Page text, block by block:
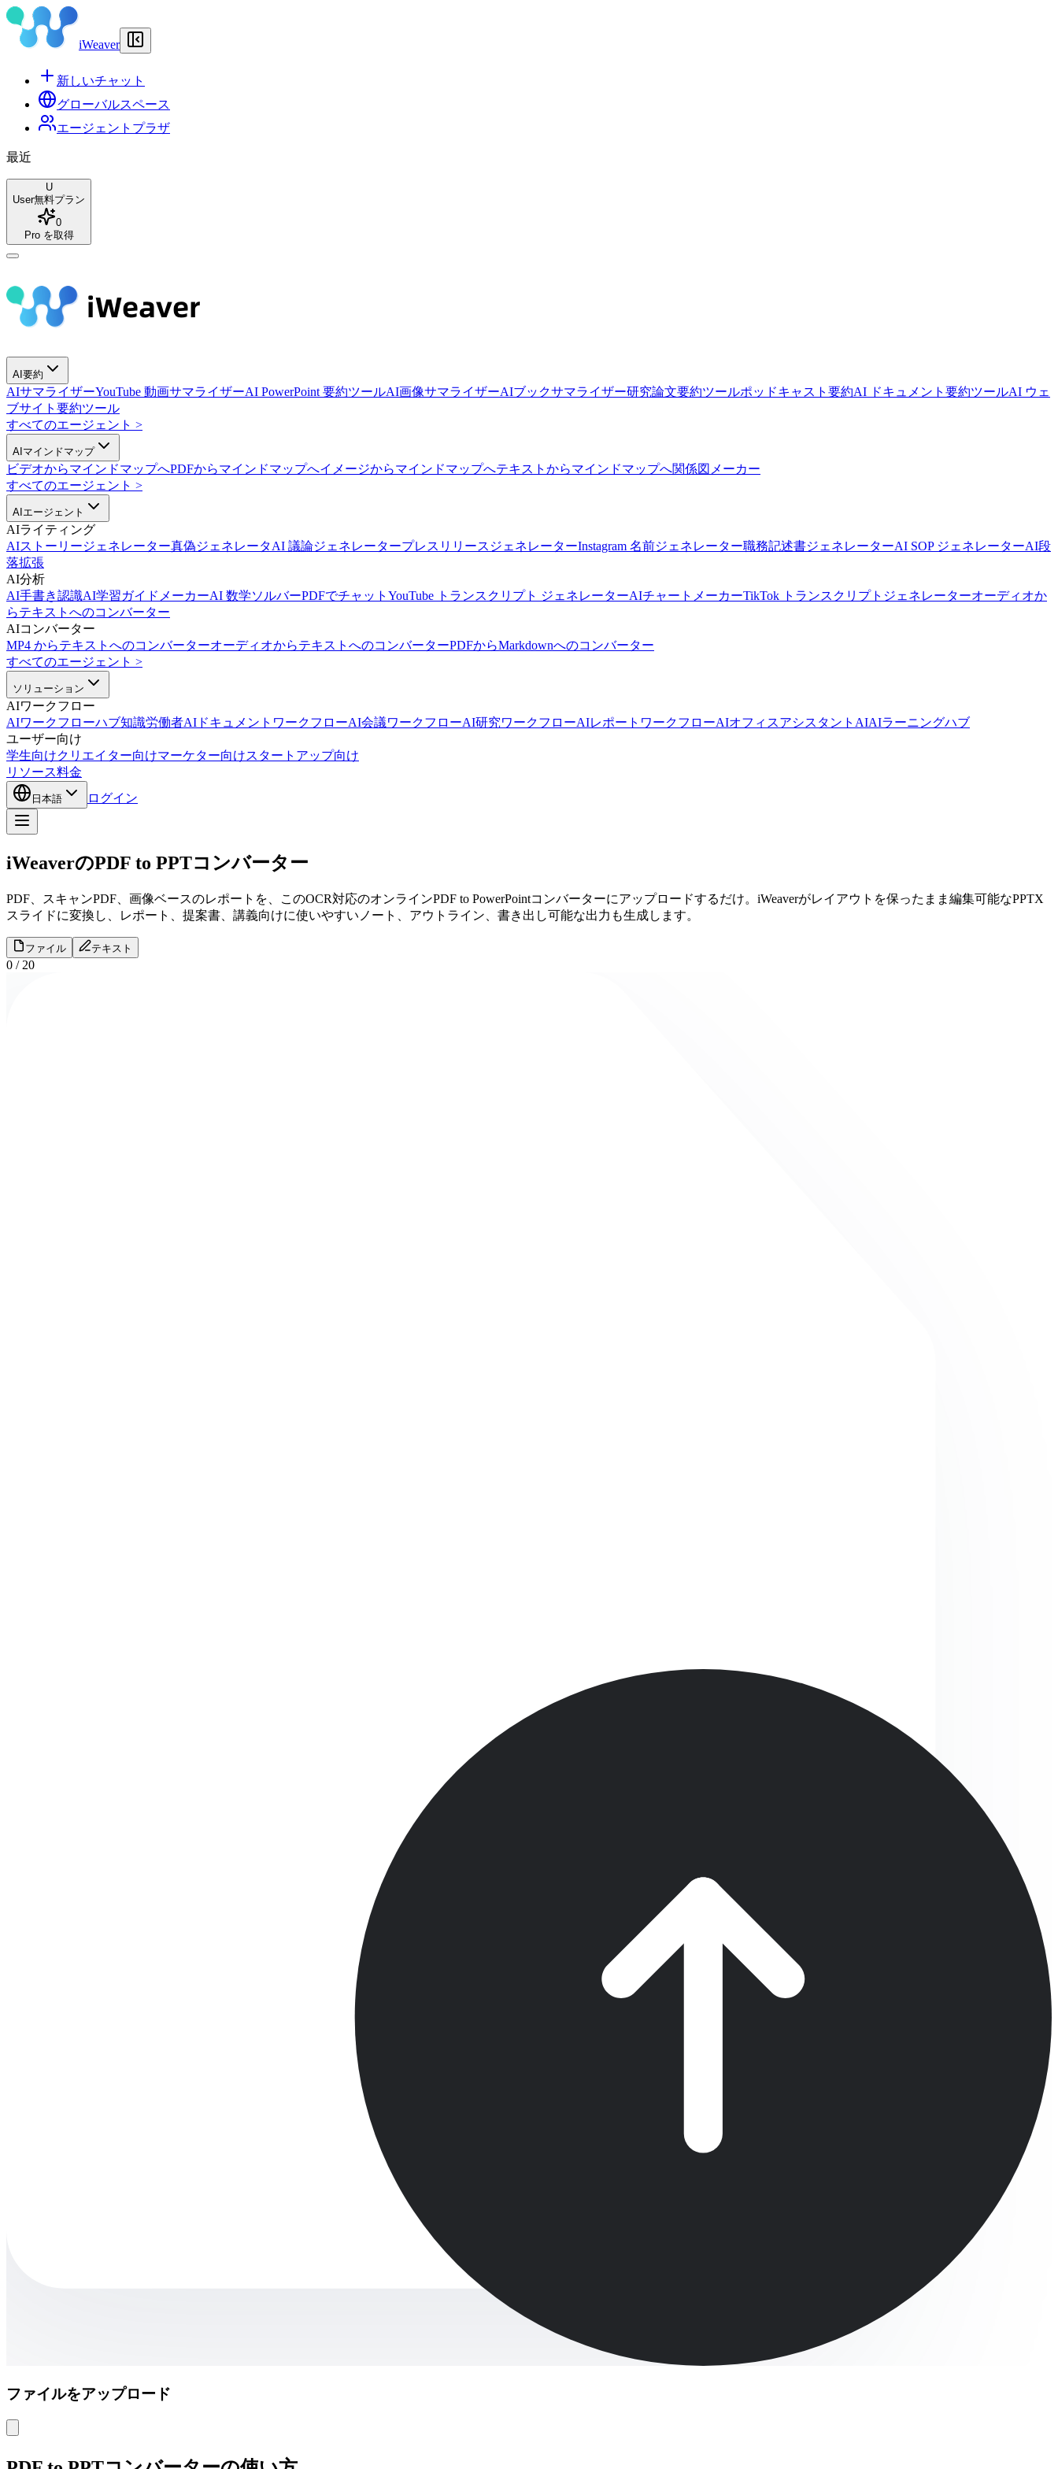
iWeaver
新しいチャット
グローバルスペース
エージェントプラザ
最近
U
User無料プラン
0
Pro を取得
AI要約
AIサマライザーYouTube 動画サマライザーAI PowerPoint 要約ツールAI画像サマライザーAIブックサマライザー研究論文要約ツールポッドキャスト要約AI ドキュメント要約ツールAI ウェ
ブサイト要約ツール
すべてのエージェント >
AIマインドマップ
ビデオからマインドマップへPDFからマインドマップへイメージからマインドマップへテキストからマインドマップへ関係図メーカー
すべてのエージェント >
AIエージェント
AIライティング
AIストーリージェネレーター真偽ジェネレータAI 議論ジェネレータープレスリリースジェネレーターInstagram 名前ジェネレーター職務記述書ジェネレーターAI SOP ジェネレーターAI段
落拡張
AI分析
AI手書き認識AI学習ガイドメーカーAI 数学ソルバーPDFでチャット YouTube トランスクリプト ジェネレーターAIチャートメーカーTikTok トランスクリプトジェネレーターオーディオか
らテキストへのコンバーター
AIコンバーター
MP4 からテキストへのコンバーターオーディオからテキストへのコンバーターPDFからMarkdownへのコンバーター
すべてのエージェント >
ソリューション
AIワークフロー
AIワークフローハブ知識労働者AI ドキュメントワークフローAI会議ワークフローAI研究ワークフローAIレポートワークフローAIオフィスアシスタントAIAIラーニングハブ
ユーザー向け
学生向けクリエイター向けマーケター向けスタートアップ向け
リソース料金
日本語 ログイン
iWeaverのPDF to PPTコンバーター
PDF、スキャンPDF、画像ベースのレポートを、このOCR対応のオンラインPDF to PowerPointコンバーターにアップロードするだけ。iWeaverがレイアウトを保ったまま編集可能なPPTX
スライドに変換し、レポート、提案書、講義向けに使いやすいノート、アウトライン、書き出し可能な出力も生成します。
ファイル テキスト
0 / 20
ファイルをアップロード